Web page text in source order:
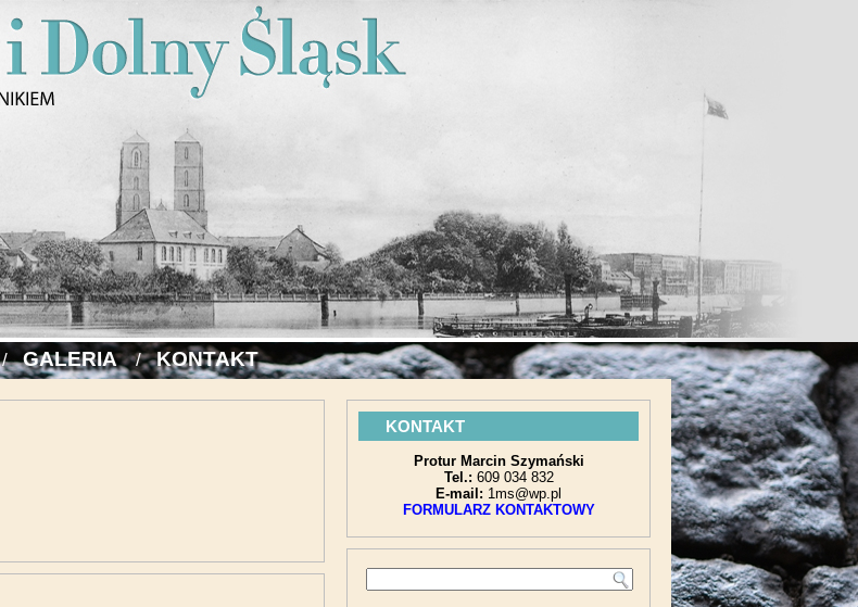
GALERIA KONTAKT
KONTAKT
Protur Marcin Szymański
Tel.: 609 034 832
E-mail: 1ms@wp.pl
FORMULARZ KONTAKTOWY